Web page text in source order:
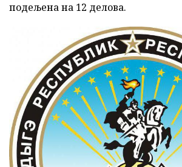
подељена на 12 делова.